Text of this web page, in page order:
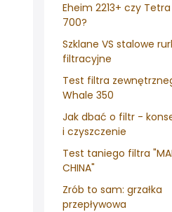
Eheim 2213+ czy Tetra
700?
Szklane VS stalowe
filtracyjne
Test filtra
Whale 350
Jak dbać o filtr -
i czyszczenie
Test taniego filtra
CHINA"
Zrób to sam: grzałka
przepływowa